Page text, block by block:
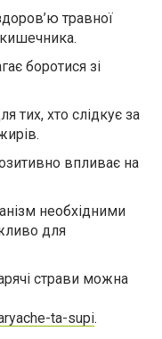
травної
боротися зі
тих, хто слідкує за
впливає на
необхідними
для
страви можна
ta-supi.